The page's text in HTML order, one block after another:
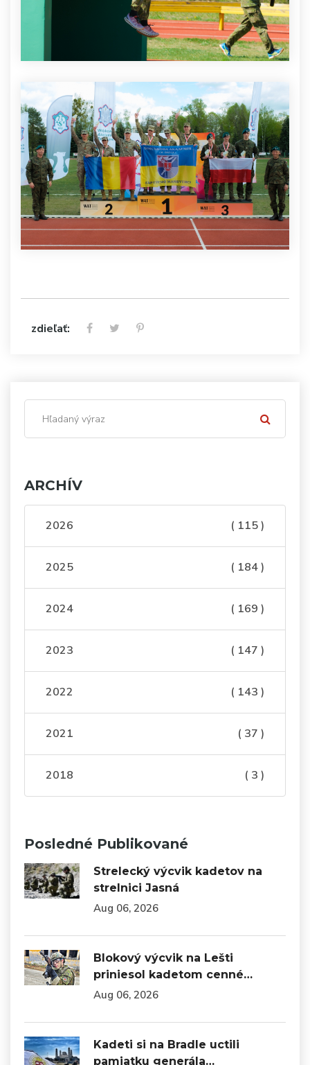
zdieľať:
ARCHÍV
2026 ( 115 )
2025 ( 184 )
2024 ( 169 )
2023 ( 147 )
2022 ( 143 )
2021 ( 37 )
2018 ( 3 )
Posledné Publikované
Strelecký výcvik kadetov na
strelnici Jasná
Aug 06, 2026
Blokový výcvik na Lešti
priniesol kadetom cenné…
Aug 06, 2026
Kadeti si na Bradle uctili
pamiatku generála…